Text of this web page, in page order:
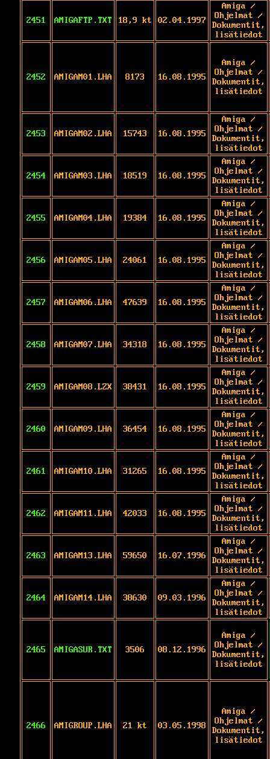
2451 AMIGAFTP.TXT 18,9 kt 02.04.1997
Amiga /
Ohjelmat /
Dokumentit,
lisätiedot
2452 AMIGAM01.LHA 8173 16.08.1995
Amiga /
Ohjelmat /
Dokumentit,
lisätiedot
2453 AMIGAM02.LHA 15743 16.08.1995
Amiga /
Ohjelmat /
Dokumentit,
lisätiedot
2454 AMIGAM03.LHA 18519 16.08.1995
Amiga /
Ohjelmat /
Dokumentit,
lisätiedot
2455 AMIGAM04.LHA 19384 16.08.1995
Amiga /
Ohjelmat /
Dokumentit,
lisätiedot
2456 AMIGAM05.LHA 24061 16.08.1995
Amiga /
Ohjelmat /
Dokumentit,
lisätiedot
2457 AMIGAM06.LHA 47639 16.08.1995
Amiga /
Ohjelmat /
Dokumentit,
lisätiedot
2458 AMIGAM07.LHA 34318 16.08.1995
Amiga /
Ohjelmat /
Dokumentit,
lisätiedot
2459 AMIGAM08.LZX 38431 16.08.1995
Amiga /
Ohjelmat /
Dokumentit,
lisätiedot
2460 AMIGAM09.LHA 36454 16.08.1995
Amiga /
Ohjelmat /
Dokumentit,
lisätiedot
2461 AMIGAM10.LHA 31265 16.08.1995
Amiga /
Ohjelmat /
Dokumentit,
lisätiedot
2462 AMIGAM11.LHA 42033 16.08.1995
Amiga /
Ohjelmat /
Dokumentit,
lisätiedot
2463 AMIGAM13.LHA 59650 16.07.1996
Amiga /
Ohjelmat /
Dokumentit,
lisätiedot
2464 AMIGAM14.LHA 38630 09.03.1996
Amiga /
Ohjelmat /
Dokumentit,
lisätiedot
2465 AMIGASUR.TXT 3506 08.12.1996
Amiga /
Ohjelmat /
Dokumentit,
lisätiedot
2466 AMIGROUP.LHA 21 kt 03.05.1998
Amiga /
Ohjelmat /
Dokumentit,
lisätiedot